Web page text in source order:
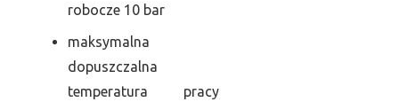
robocze 10 bar
maksymalna
dopuszczalna
temperatura pracy